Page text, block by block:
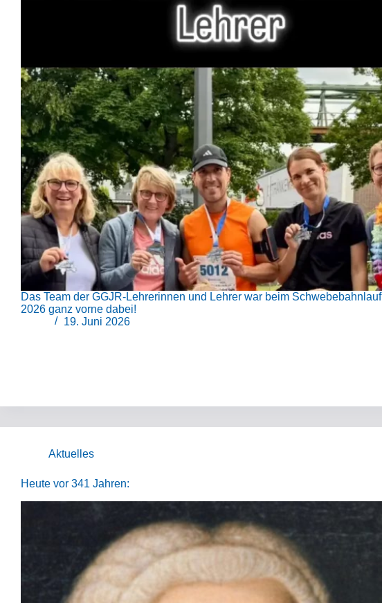
Das Team der GGJR-Lehrerinnen und Lehrer war beim Schwebebahnlauf
2026 ganz vorne dabei!
19. Juni 2026
Aktuelles
Heute vor 341 Jahren: